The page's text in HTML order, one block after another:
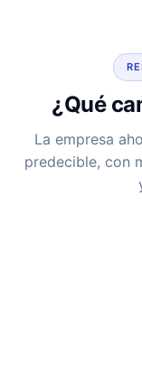
¿Qué
La empresa
predecible, con